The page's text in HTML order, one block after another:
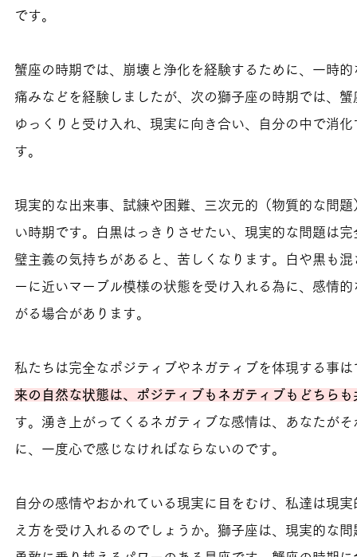
です。
蟹座の時期では、崩壊と浄化を経験するために、一時
痛みなどを経験しましたが、次の獅子座の時期では、
ゆっくりと受け入れ、現実に向き合い、自分の中で消
す。
現実的な出来事、試練や困難、三次元的（物質的な問
い時期です。白黒はっきりさせたい、現実的な問題は
璧主義の気持ちがあると、苦しくなります。白や黒も
ーに近いマーブル模様の状態を受け入れる為に、感情
がる場合があります。
私たちは完全なポジティブやネガティブを体現する事は
来の自然な状態は、ポジティブもネガティブもどちら
す。湧き上がってくるネガティブな感情は、あなたが
に、一度心で感じなければならないのです。
自分の感情やおかれている現実に目をむけ、私達は現
え方を受け入れるのでしょうか。 獅子座は、現実的な